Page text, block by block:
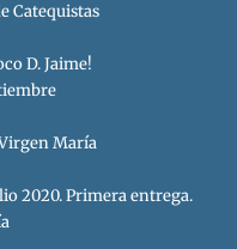
Catequistas
D. Jaime!
María
2020. Primera entrega.